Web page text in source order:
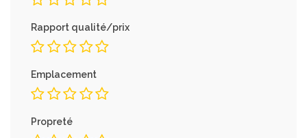
Rapport qualité/prix
Emplacement
Propreté